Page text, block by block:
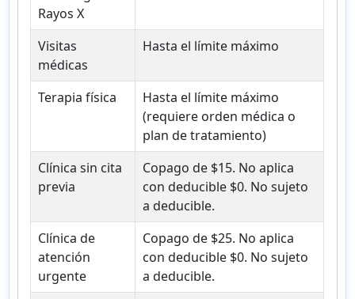
Rayos X
Visitas
médicas
Hasta el límite máximo
Terapia física
Hasta el límite máximo
(requiere orden médica o
plan de tratamiento)
Clínica sin cita
previa
Copago de $15. No aplica
con deducible $0. No sujeto
a deducible.
Clínica de
atención
urgente
Copago de $25. No aplica
con deducible $0. No sujeto
a deducible.